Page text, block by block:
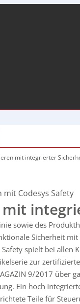
mit integrierter
Codesys Safety
sowie des
Sicherheit
spielt bei allen
zur
9/2017 über
Ein hoch
Teile für